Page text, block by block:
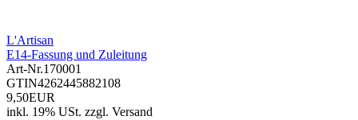
L'Artisan
E14-Fassung und Zuleitung
Art-Nr.170001
GTIN4262445882108
9,50EUR
inkl. 19% USt. zzgl. Versand